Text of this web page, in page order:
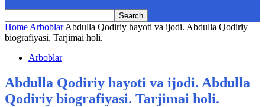
Home Arboblar Abdulla Qodiriy hayoti va ijodi. Abdulla Qodiriy
biografiyasi. Tarjimai holi.
Arboblar
Abdulla Qodiriy hayoti va ijodi. Abdulla
Qodiriy biografiyasi. Tarjimai holi.